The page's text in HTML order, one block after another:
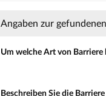
Angaben zur
Um welche Art von Barriere
Beschreiben Sie die Barriere